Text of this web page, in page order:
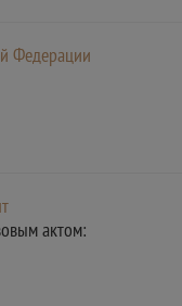
Федерации
актом: